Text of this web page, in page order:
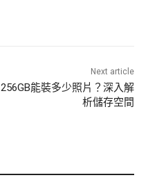
Next article
256GB能裝多少照片？深入解
析儲存空間